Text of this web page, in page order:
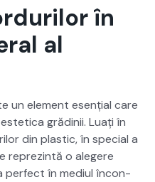
în
al
un ele­ment esențial care
gră­dinii. Luați în
din plas­tic, în spe­cial a
reprez­in­tă o alegere
per­fect în medi­ul încon­